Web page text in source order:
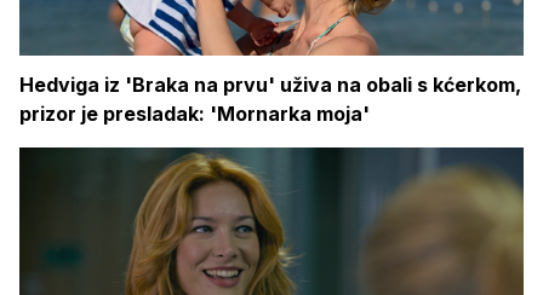
Hedviga iz 'Braka na prvu' uživa na obali s kćerkom,
prizor je presladak: 'Mornarka moja'